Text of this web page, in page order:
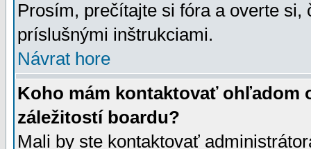
Prosím, prečítajte si fóra a overte
príslušnými inštrukciami.
Návrat hore
Koho mám kontaktovať ohľadom
záležitostí boardu?
Mali by ste kontaktovať